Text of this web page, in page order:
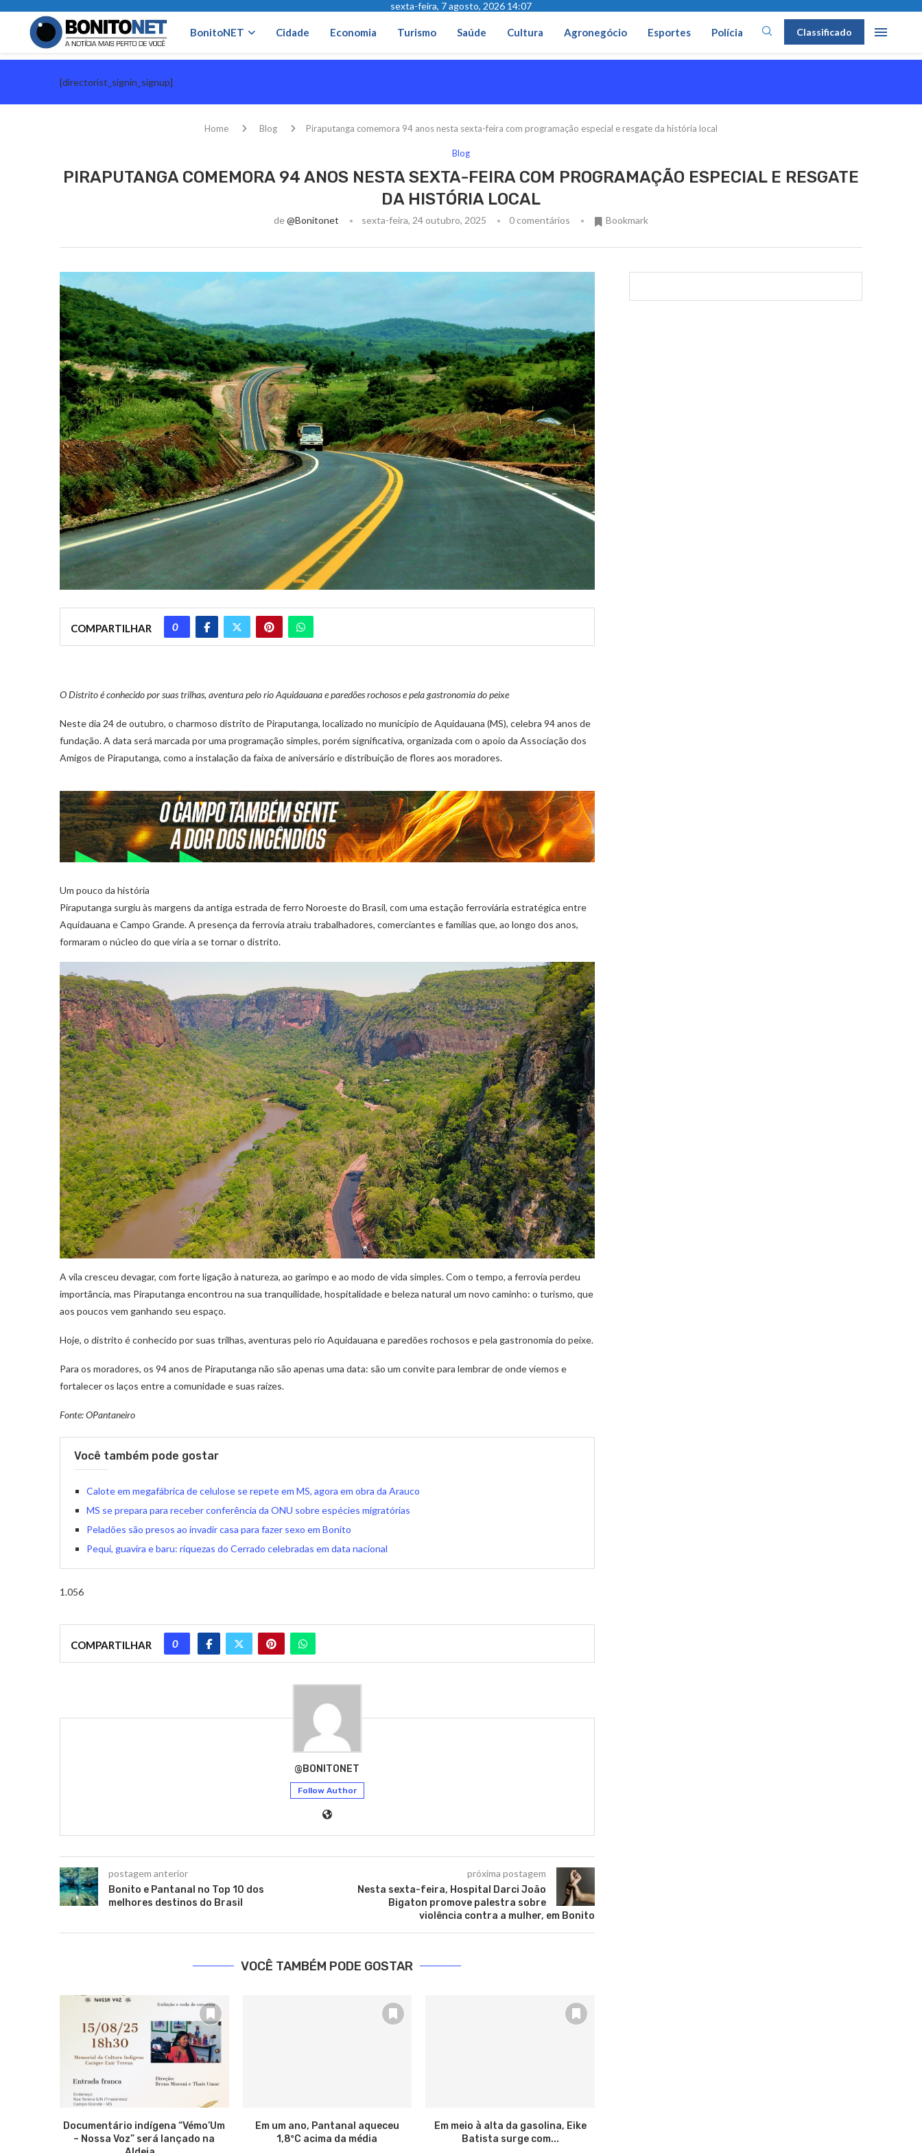
sexta-feira, 7 agosto, 2026 14:07
BonitoNET Cidade Economia Turismo Saúde Cultura Agronegócio Esportes Polícia Classificado
[directorist_signin_signup]
Home Blog Piraputanga comemora 94 anos nesta sexta-feira com programação especial e resgate da história local
Blog
PIRAPUTANGA COMEMORA 94 ANOS NESTA SEXTA-FEIRA COM PROGRAMAÇÃO ESPECIAL E RESGATE
DA HISTÓRIA LOCAL
de@bonitonet sexta-feira, 24 outubro, 2025 0 comentários Bookmark
COMPARTILHAR 0
O Distrito é conhecido por suas trilhas, aventura pelo rio Aquidauana e paredões rochosos e pela gastronomia do peixe
Neste dia 24 de outubro, o charmoso distrito de Piraputanga, localizado no município de Aquidauana (MS), celebra 94 anos de
fundação. A data será marcada por uma programação simples, porém significativa, organizada com o apoio da Associação dos
Amigos de Piraputanga, como a instalação da faixa de aniversário e distribuição de flores aos moradores.
Um pouco da história
Piraputanga surgiu às margens da antiga estrada de ferro Noroeste do Brasil, com uma estação ferroviária estratégica entre
Aquidauana e Campo Grande. A presença da ferrovia atraiu trabalhadores, comerciantes e famílias que, ao longo dos anos,
formaram o núcleo do que viria a se tornar o distrito.
A vila cresceu devagar, com forte ligação à natureza, ao garimpo e ao modo de vida simples. Com o tempo, a ferrovia perdeu
importância, mas Piraputanga encontrou na sua tranquilidade, hospitalidade e beleza natural um novo caminho: o turismo, que
aos poucos vem ganhando seu espaço.
Hoje, o distrito é conhecido por suas trilhas, aventuras pelo rio Aquidauana e paredões rochosos e pela gastronomia do peixe.
Para os moradores, os 94 anos de Piraputanga não são apenas uma data: são um convite para lembrar de onde viemos e
fortalecer os laços entre a comunidade e suas raízes.
Fonte: OPantaneiro
Você também pode gostar
Calote em megafábrica de celulose se repete em MS, agora em obra da Arauco
MS se prepara para receber conferência da ONU sobre espécies migratórias
Peladões são presos ao invadir casa para fazer sexo em Bonito
Pequi, guavira e baru: riquezas do Cerrado celebradas em data nacional
1.056
COMPARTILHAR 0
@BONITONET
Follow Author
postagem anterior
Bonito e Pantanal no Top 10 dos
melhores destinos do Brasil
próxima postagem
Nesta sexta-feira, Hospital Darci João
Bigaton promove palestra sobre
violência contra a mulher, em Bonito
VOCÊ TAMBÉM PODE GOSTAR
Documentário indígena “Vémo’Um
– Nossa Voz” será lançado na
Em um ano, Pantanal aqueceu
1,8ºC acima da média
Em meio à alta da gasolina, Eike
Batista surge com...